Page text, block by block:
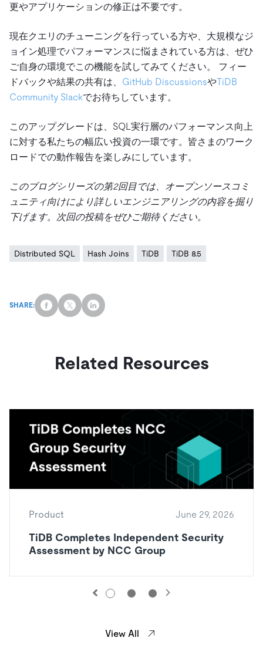
更やアプリケーションの修正は不要です。
現在クエリのチューニングを行っている方や、大規模なジ
ョイン処理でパフォーマンスに悩まされている方は、ぜひ
ご自身の環境でこの機能を試してみてください。 フィー
ドバックや結果の共有は、 GitHub DiscussionsやTiDB
Community Slackでお待ちしています。
このアップグレードは、SQL実行層のパフォーマンス向上
に対する私たちの幅広い投資の一環です。皆さまのワーク
ロードでの動作報告を楽しみにしています。
このブログシリーズの第2回目では、オープンソースコミ
ュニティ向けにより詳しいエンジニアリングの内容を掘り
下げます。次回の投稿をぜひご期待ください。
Distributed SQL Hash Joins TiDB TiDB 8.5
SHARE:
Related Resources
Product June 29, 2026
TiDB Completes Independent Security
Assessment by NCC Group
View All